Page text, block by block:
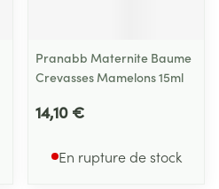
Pranabb Maternite Baume
Crevasses Mamelons 15ml
14,10 €
En rupture de stock